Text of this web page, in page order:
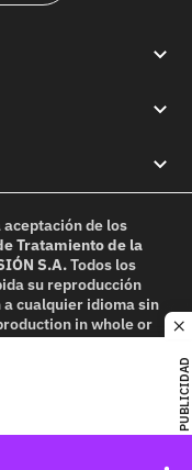
PUBLICIDAD
de los
Tratamiento de la
S.A.Todos los
su reproducción
cualquier idioma sin
in whole or
permission is